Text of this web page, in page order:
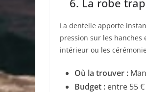
La dentelle apporte
pression sur les
intérieur ou les
Où la trouver :
Budget : entre 55